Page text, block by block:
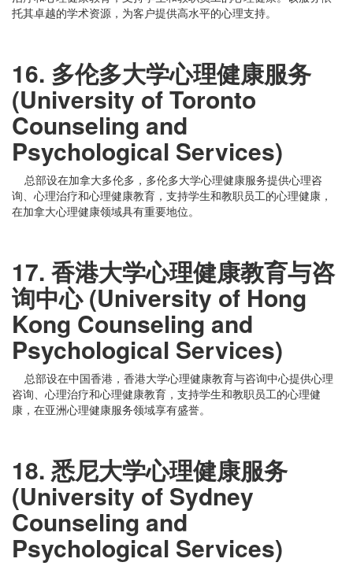
托其卓越的学术资源，为客户提供高水平的心理支持。
16. 多伦多大学心理健康服务
(University of Toronto
Counseling and
Psychological Services)
总部设在加拿大多伦多，多伦多大学心理健康服务提供心理咨
询、心理治疗和心理健康教育，支持学生和教职员工的心理健康，
在加拿大心理健康领域具有重要地位。
17. 香港大学心理健康教育与咨
询中心 (University of Hong
Kong Counseling and
Psychological Services)
总部设在中国香港，香港大学心理健康教育与咨询中心提供心理
咨询、心理治疗和心理健康教育，支持学生和教职员工的心理健
康，在亚洲心理健康服务领域享有盛誉。
18. 悉尼大学心理健康服务
(University of Sydney
Counseling and
Psychological Services)